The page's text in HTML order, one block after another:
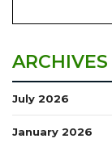
ARCHIVES
July 2026
January 2026